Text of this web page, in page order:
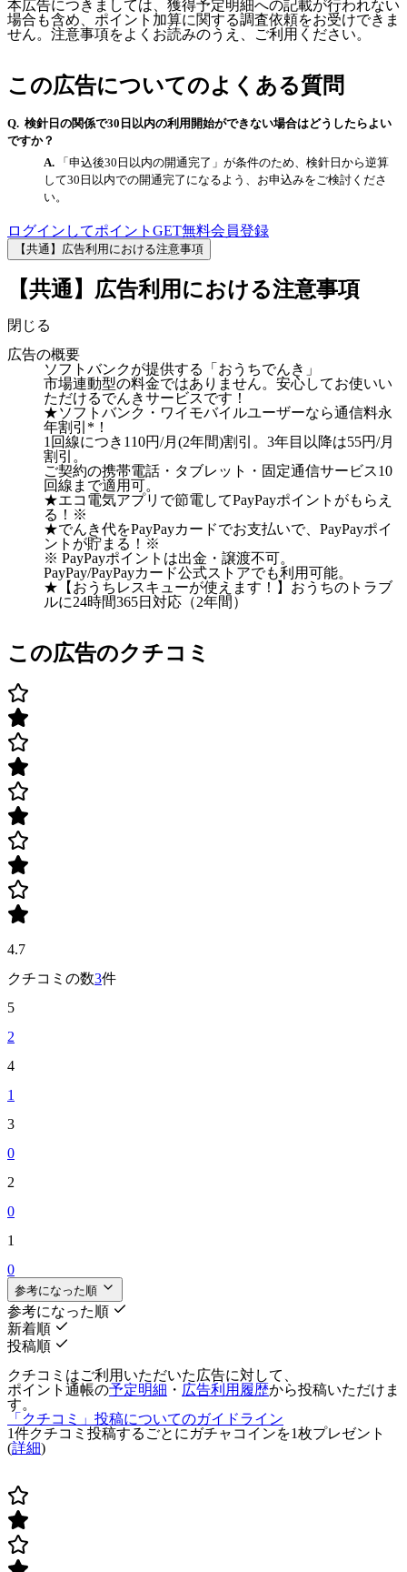
本広告につきましては、獲得予定明細への記載が行われない
場合も含め、ポイント加算に関する調査依頼をお受けできま
せん。注意事項をよくお読みのうえ、ご利用ください。
この広告についてのよくある質問
検針日の関係で30日以内の利用開始ができない場合はどうしたらよい
ですか？
「申込後30日以内の開通完了」が条件のため、検針日から逆算
して30日以内での開通完了になるよう、お申込みをご検討くださ
い。
ログインしてポイントGET無料会員登録
【共通】広告利用における注意事項
【共通】広告利用における注意事項
閉じる
広告の概要
ソフトバンクが提供する「おうちでんき」
市場連動型の料金ではありません。安心してお使いい
ただけるでんきサービスです！
★ソフトバンク・ワイモバイルユーザーなら通信料永
年割引*！
1回線につき110円/月(2年間)割引。3年目以降は55円/月
割引。
ご契約の携帯電話・タブレット・固定通信サービス10
回線まで適用可。
★エコ電気アプリで節電してPayPayポイントがもらえ
る！※
★でんき代をPayPayカードでお支払いで、PayPayポイ
ントが貯まる！※
※ PayPayポイントは出金・譲渡不可。
PayPay/PayPayカード公式ストアでも利用可能。
★【おうちレスキューが使えます！】おうちのトラブ
ルに24時間365日対応（2年間）
この広告のクチコミ
4.7
クチコミの数3件
5
2
4
1
3
0
2
0
1
0
参考になった順
参考になった順
新着順
投稿順
クチコミはご利用いただいた広告に対して、
ポイント通帳の予定明細 ・ 広告利用履歴から投稿いただけま
す。
「クチコミ」投稿についてのガイドライン
1件クチコミ投稿するごとに ガチャコインを1枚プレゼント
(詳細)